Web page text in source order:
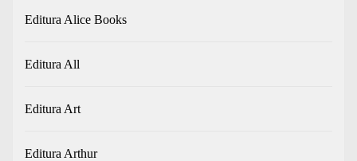
Editura Alice Books
Editura All
Editura Art
Editura Arthur